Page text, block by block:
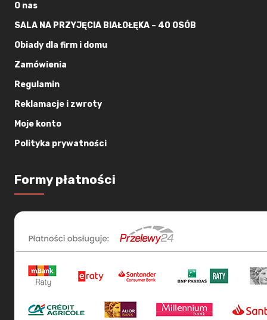
O nas
SALA NA PRZYJĘCIA BIAŁOŁĘKA – 40 OSÓB
Obiady dla firm i domu
Zamówienia
Regulamin
Reklamacje i zwroty
Moje konto
Polityka prywatności
Formy płatności